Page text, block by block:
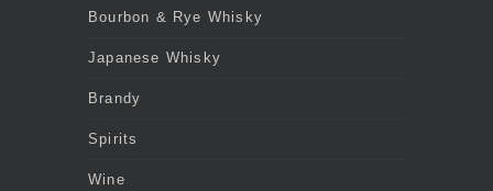
Bourbon & Rye Whisky
Japanese Whisky
Brandy
Spirits
Wine